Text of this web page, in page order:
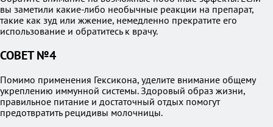
вы заметили какие-либо необычные реакции на препарат,
такие как зуд или жжение, немедленно прекратите его
использование и обратитесь к врачу.
СОВЕТ №4
Помимо применения Гексикона, уделите внимание общему
укреплению иммунной системы. Здоровый образ жизни,
правильное питание и достаточный отдых помогут
предотвратить рецидивы молочницы.